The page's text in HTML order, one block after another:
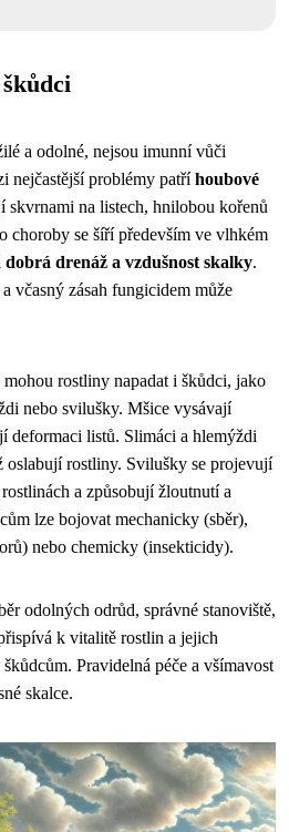
a odolné, nejsou imunní vůči
nejčastější problémy patříhoubové
skvrnami na listech, hnilobou kořenů
choroby se šíří především ve vlhkém
dobrá drenáž a vzdušnost skalky.
včasný zásah fungicidem může
rostliny napadat i škůdci, jako
nebo svilušky. Mšice vysávají
deformaci listů. Slimáci a hlemýždi
oslabují rostliny. Svilušky se projevují
a způsobují žloutnutí a
lze bojovat mechanicky (sběr),
nebo chemicky (insekticidy).
odolných odrůd, správné stanoviště,
k vitalitě rostlin a jejich
Pravidelná péče a všímavost
skalce.